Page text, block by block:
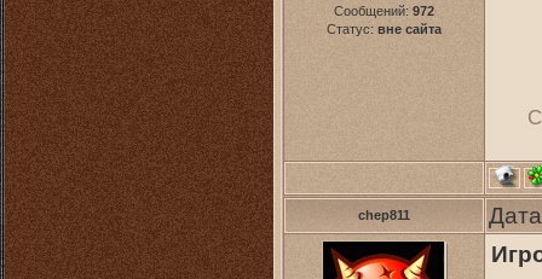
Сообщений: 972
Статус: вне сайта
chep811